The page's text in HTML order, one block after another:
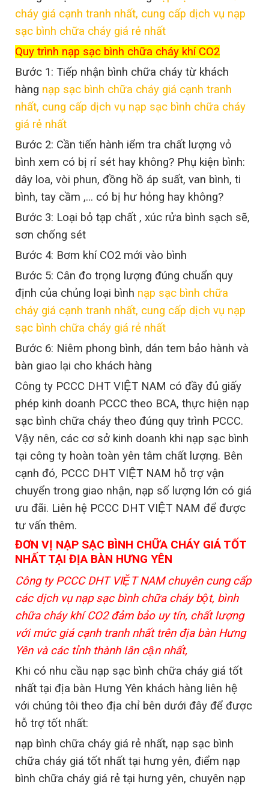
cháy giá cạnh tranh nhất, cung cấp dịch vụ nạp
sạc bình chữa cháy giá rẻ nhất
Quy trình nạp sạc bình chữa cháy khí CO2
Bước 1: Tiếp nhận bình chữa cháy từ khách
hàng nạp sạc bình chữa cháy giá cạnh tranh
nhất, cung cấp dịch vụ nạp sạc bình chữa cháy
giá rẻ nhất
Bước 2: Cần tiến hành iểm tra chất lượng vỏ
bình xem có bị rỉ sét hay không? Phụ kiện bình:
dây loa, vòi phun, đồng hồ áp suất, van bình, ti
bình, tay cầm ,… có bị hư hỏng hay không?
Bước 3: Loại bỏ tạp chất , xúc rửa bình sạch sẽ,
sơn chống sét
Bước 4: Bơm khí CO2 mới vào bình
Bước 5: Cân đo trọng lượng đúng chuẩn quy
định của chủng loại bình nạp sạc bình chữa
cháy giá cạnh tranh nhất, cung cấp dịch vụ nạp
sạc bình chữa cháy giá rẻ nhất
Bước 6: Niêm phong bình, dán tem bảo hành và
bàn giao lại cho khách hàng
Công ty PCCC DHT VIỆT NAM có đầy đủ giấy
phép kinh doanh PCCC theo BCA, thực hiện nạp
sạc bình chữa cháy theo đúng quy trình PCCC.
Vậy nên, các cơ sở kinh doanh khi nạp sạc bình
tại công ty hoàn toàn yên tâm chất lượng. Bên
cạnh đó, PCCC DHT VIỆT NAM hỗ trợ vận
chuyển trong giao nhận, nạp số lượng lớn có giá
ưu đãi. Liên hệ PCCC DHT VIỆT NAM để được
tư vấn thêm.
ĐƠN VỊ NẠP SẠC BÌNH CHỮA CHÁY GIÁ TỐT
NHẤT TẠI ĐỊA BÀN HƯNG YÊN
Công ty PCCC DHT VIỆT NAM chuyên cung cấp
các dịch vụ nạp sạc bình chữa cháy bột, bình
chữa cháy khí CO2 đảm bảo uy tín, chất lượng
với mức giá cạnh tranh nhất trên địa bàn Hưng
Yên và các tỉnh thành lân cận nhất,
Khi có nhu cầu nạp sạc bình chữa cháy giá tốt
nhất tại địa bàn Hưng Yên khách hàng liên hệ
với chúng tôi theo địa chỉ bên dưới đây để được
hỗ trợ tốt nhất:
nạp bình chữa cháy giá rẻ nhất, nạp sạc bình
chữa cháy giá tốt nhất tại hưng yên, điểm nạp
bình chữa cháy giá rẻ tại hưng yên, chuyên nạp